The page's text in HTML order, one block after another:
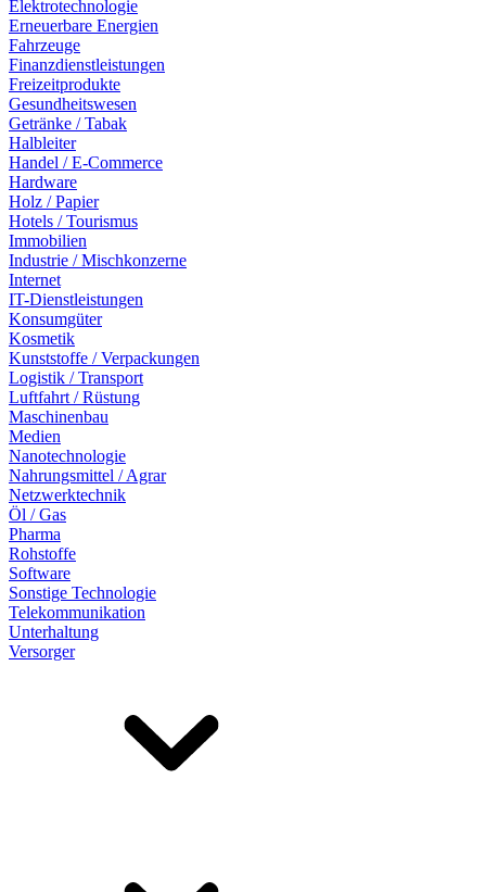
Elektrotechnologie
Erneuerbare Energien
Fahrzeuge
Finanzdienstleistungen
Freizeitprodukte
Gesundheitswesen
Getränke / Tabak
Halbleiter
Handel / E-Commerce
Hardware
Holz / Papier
Hotels / Tourismus
Immobilien
Industrie / Mischkonzerne
Internet
IT-Dienstleistungen
Konsumgüter
Kosmetik
Kunststoffe / Verpackungen
Logistik / Transport
Luftfahrt / Rüstung
Maschinenbau
Medien
Nanotechnologie
Nahrungsmittel / Agrar
Netzwerktechnik
Öl / Gas
Pharma
Rohstoffe
Software
Sonstige Technologie
Telekommunikation
Unterhaltung
Versorger